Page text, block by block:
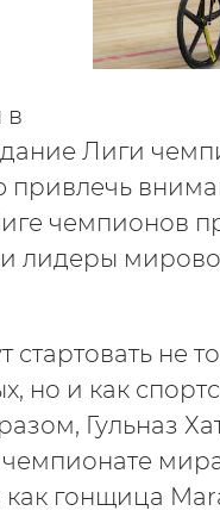
в
Лиги
привлечь
чемпионов
лидеры
не
но и как
Гульназ
чемпионате
как гонщица